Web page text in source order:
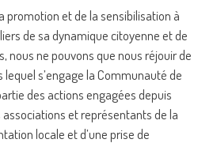
promotion et de la sensibilisation à
de sa dynamique citoyenne et de
nous ne pouvons que nous réjouir de
lequel s’engage la Communauté de
des actions engagées depuis
et représentants de la
locale et d’une prise de